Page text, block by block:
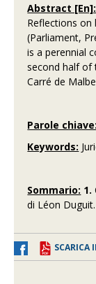
Abstract [En]:
Reflections
(Parliament,
is a perennial
second half of
Carré de
Parole chiave:
Keywords:
Sommario: 1.
di Léon
SCARICA